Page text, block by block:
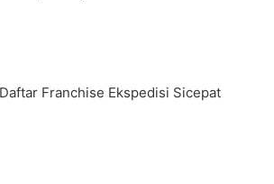
Franchise Ekspedisi Sicepat